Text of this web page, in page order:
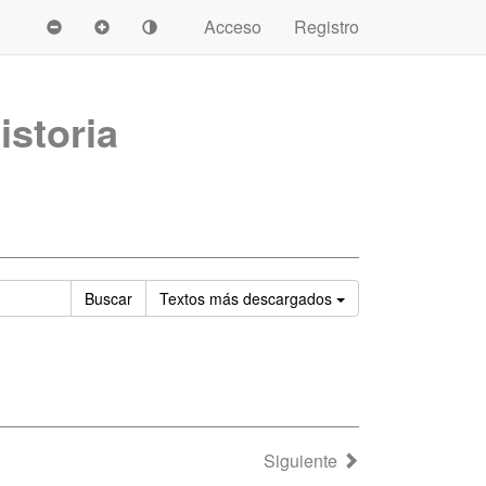
Acceso Registro
Buscar Textos más descargados Ordenar
Siguiente